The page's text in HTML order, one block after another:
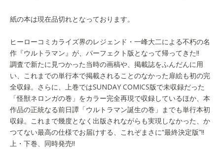
紙の本は現在品切れとなっております。
ヒーローコミカライズ界のレジェンド・一峰大二による不朽の名
作『ウルトラマン』が、パーフェクト版となって帰ってきた!!
調査で新たに見つかった当時の画稿や、掲載誌をふんだんに用
い、これまでの単行本で掲載されることのなかった扉絵も初の完
全収録。さらに、上巻ではSUNDAY COMICS版で未収録だった
「怪獣ネロンガの巻」をカラー完全再現で収録しているほか、本
作品の正統なる前日譚「ウルトラマン誕生の巻」までも単行本初
収録。これまで幾度となく出版されながらも実現しなかった、か
つてない最高の仕様でお届けする、これぞまさに“最終決定版”!!
上・下巻、同時発売!!